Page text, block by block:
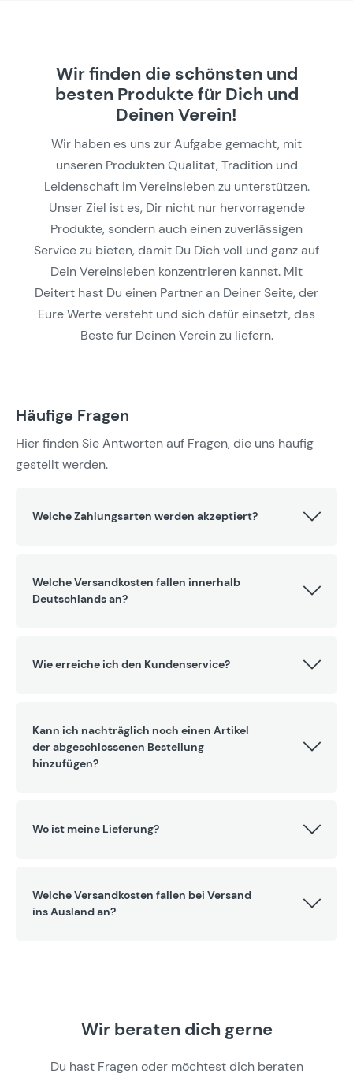
Wir finden die schönsten und
besten Produkte für Dich und
Deinen Verein!
Wir haben es uns zur Aufgabe gemacht, mit
unseren Produkten Qualität, Tradition und
Leidenschaft im Vereinsleben zu unterstützen.
Unser Ziel ist es, Dir nicht nur hervorragende
Produkte, sondern auch einen zuverlässigen
Service zu bieten, damit Du Dich voll und ganz auf
Dein Vereinsleben konzentrieren kannst. Mit
Deitert hast Du einen Partner an Deiner Seite, der
Eure Werte versteht und sich dafür einsetzt, das
Beste für Deinen Verein zu liefern.
Häufige Fragen
Hier finden Sie Antworten auf Fragen, die uns häufig
gestellt werden.
Welche Zahlungsarten werden akzeptiert?
Welche Versandkosten fallen innerhalb
Deutschlands an?
Wie erreiche ich den Kundenservice?
Kann ich nachträglich noch einen Artikel
der abgeschlossenen Bestellung
hinzufügen?
Wo ist meine Lieferung?
Welche Versandkosten fallen bei Versand
ins Ausland an?
Wir beraten dich gerne
Du hast Fragen oder möchtest dich beraten